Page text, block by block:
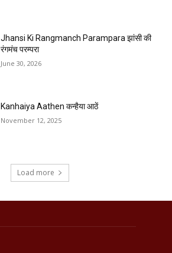
Jhansi Ki Rangmanch Parampara झांसी की
रंगमंच परम्परा
June 30, 2026
Kanhaiya Aathen कन्हैया आठें
November 12, 2025
Load more